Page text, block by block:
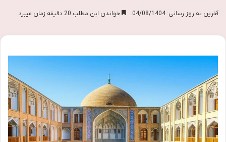
آخرین به روز رسانی: 04/08/1404 خواندن این مطلب 20 دقیقه زمان میبرد